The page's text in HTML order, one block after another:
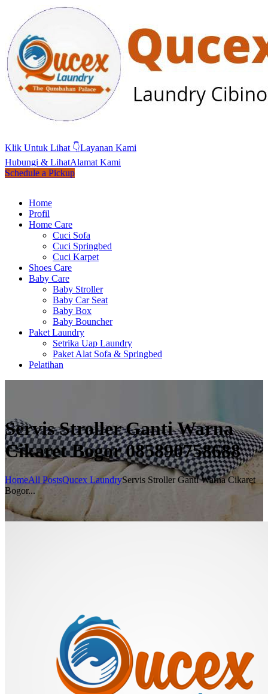
Klik Untuk Lihat 👇Layanan Kami
Hubungi & LihatAlamat Kami
Schedule a Pickup
Home
Profil
Home Care
Cuci Sofa
Cuci Springbed
Cuci Karpet
Shoes Care
Baby Care
Baby Stroller
Baby Car Seat
Baby Box
Baby Bouncher
Paket Laundry
Setrika Uap Laundry
Paket Alat Sofa & Springbed
Pelatihan
Servis Stroller Ganti Warna
Cikaret Bogor 085890758688
HomeAll PostsQucex LaundryServis Stroller Ganti Warna Cikaret
Bogor...